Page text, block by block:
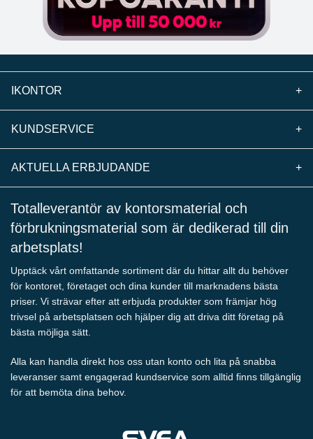
IKONTOR +
KUNDSERVICE +
AKTUELLA ERBJUDANDE +
Totalleverantör av kontorsmaterial och
förbrukningsmaterial som är dedikerad till din
arbetsplats!
Upptäck vårt omfattande sortiment där du hittar allt du behöver
för kontoret, företaget och dina kunder till marknadens bästa
priser. Vi strävar efter att erbjuda produkter som främjar hög
trivsel på arbetsplatsen och hjälper dig att driva ditt företag på
bästa möjliga sätt.
Alla kan handla direkt hos oss utan konto och lita på snabba
leveranser samt engagerad kundservice som alltid finns tillgänglig
för att bemöta dina behov.